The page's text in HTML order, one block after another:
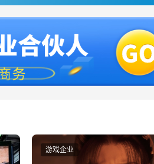
游戏企业